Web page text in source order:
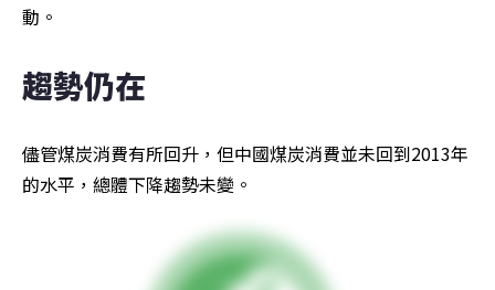
動。
趨勢仍在
儘管煤炭消費有所回升，但中國煤炭消費並未回到2013年
的水平，總體下降趨勢未變。